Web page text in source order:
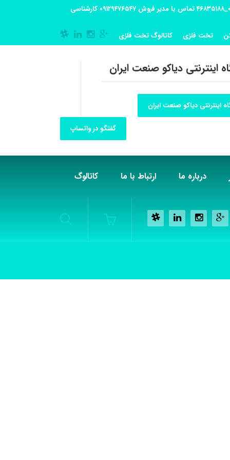
آدرس کارگاه تولیدی: تهران-شهریار کوی گلستان پلاک 55 آدرس فروشگاه:تهران شهر قدس شهرک فرزان بلوار معلم پلاک 56 شماره تماس کارگاه ۰۲۱_۴۶۸۳۵۱۸۸ تماس با مدیر فروش ۰۹۱۲۹۴۷۶۵۴۷ کارشناسی
تخت فلزی کاتالوگ تخت فلزی
اینترنتی دیاکو صنعت ایران
اینترنتی دیاکو صنعت ایران
گفتگو در واتساپ
درباره ما ارتباط با ما کاتالوگ